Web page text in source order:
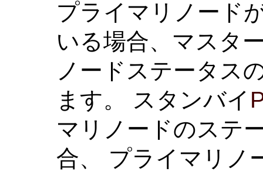
プライマリノード
いる場合、マスタ
ノードステータス
ます。 スタンバイ
マリノードのステ
合、 プライマリノ